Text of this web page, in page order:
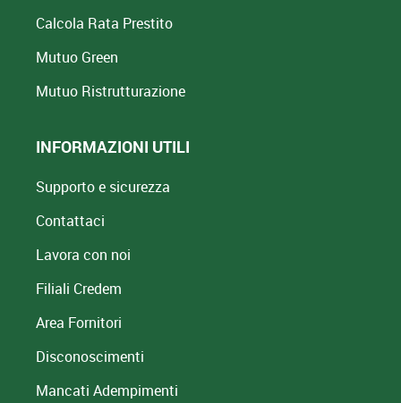
Calcola Rata Prestito
Mutuo Green
Mutuo Ristrutturazione
INFORMAZIONI UTILI
Supporto e sicurezza
Contattaci
Lavora con noi
Filiali Credem
Area Fornitori
Disconoscimenti
Mancati Adempimenti